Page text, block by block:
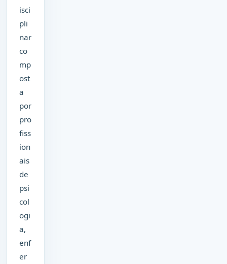
isci
pli
nar
co
mp
ost
a
por
pro
fiss
ion
ais
de
psi
col
ogi
a,
enf
er